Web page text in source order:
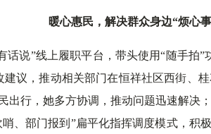
暖心惠民，解决群众身边“烦心
话说”线上履职平台，带头使用“随手拍
议，推动相关部门在恒祥社区西街、
出行，她多方协调，推动问题迅速解决
、部门报到”扁平化指挥调度模式，积